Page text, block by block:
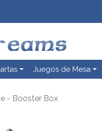
Juegos de Mesa
- Booster Box